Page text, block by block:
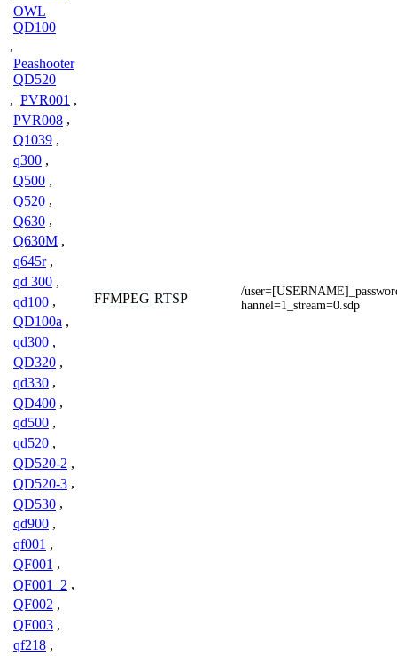
OWL
QD100
,
Peashooter
QD520
, PVR001 ,
PVR008 ,
Q1039 ,
q300 ,
Q500 ,
Q520 ,
Q630 ,
Q630M ,
q645r ,
qd 300 ,
qd100 ,
QD100a ,
qd300 ,
QD320 ,
qd330 ,
QD400 ,
qd500 ,
qd520 ,
QD520-2 ,
QD520-3 ,
QD530 ,
qd900 ,
qf001 ,
QF001 ,
QF001_2 ,
QF002 ,
QF003 ,
qf218 ,
FFMPEG RTSP
/
hannel=1_stream=0.sdp